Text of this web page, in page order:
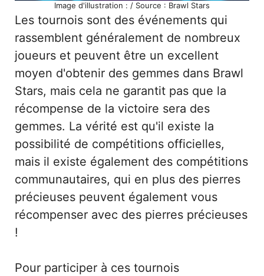
Image d'illustration : / Source : Brawl Stars
Les tournois sont des événements qui
rassemblent généralement de nombreux
joueurs et peuvent être un excellent
moyen d'obtenir des gemmes dans Brawl
Stars, mais cela ne garantit pas que la
récompense de la victoire sera des
gemmes. La vérité est qu'il existe la
possibilité de compétitions officielles,
mais il existe également des compétitions
communautaires, qui en plus des pierres
précieuses peuvent également vous
récompenser avec des pierres précieuses
!
Pour participer à ces tournois